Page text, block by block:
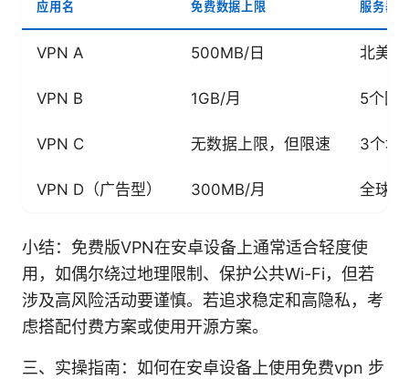
应用名 免费数据上限 服务器
VPN A 500MB/日 北美
VPN B 1GB/月 5个国
VPN C 无数据上限，但限速 3个地
VPN D（广告型） 300MB/月 全球
小结：免费版VPN在安卓设备上通常适合轻度使
用，如偶尔绕过地理限制、保护公共Wi-Fi，但若
涉及高风险活动要谨慎。若追求稳定和高隐私，考
虑搭配付费方案或使用开源方案。
三、实操指南：如何在安卓设备上使用免费vpn 步